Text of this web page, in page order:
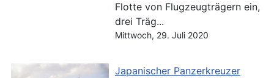
Flotte von Flugzeugträgern ein,
drei Träg...
Mittwoch, 29. Juli 2020
Japanischer Panzerkreuzer